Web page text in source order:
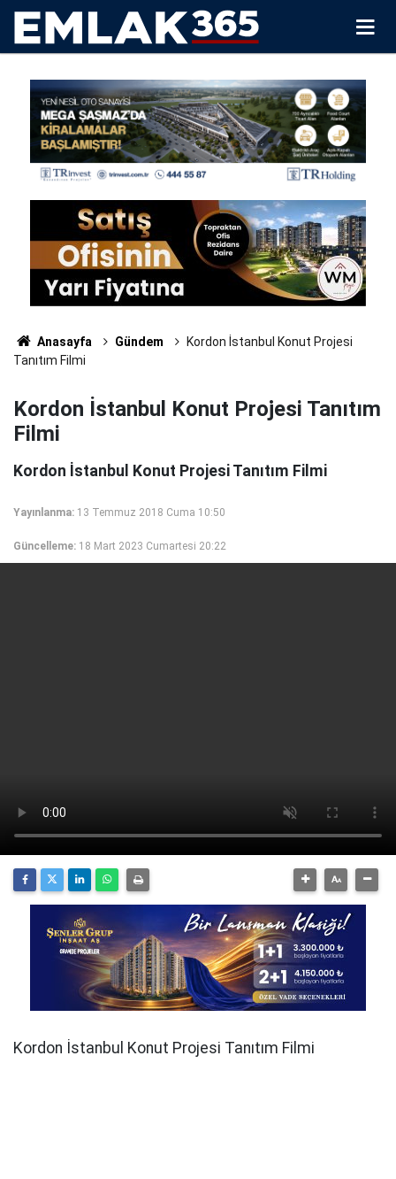
Anasayfa Gündem
Kordon İstanbul Konut Projesi
Tanıtım Filmi
Kordon İstanbul Konut Projesi Tanıtım
Filmi
Kordon İstanbul Konut Projesi Tanıtım Filmi
Yayınlanma: 13 Temmuz 2018 Cuma 10:50
Güncelleme: 18 Mart 2023 Cumartesi 20:22
Kordon İstanbul Konut Projesi Tanıtım Filmi